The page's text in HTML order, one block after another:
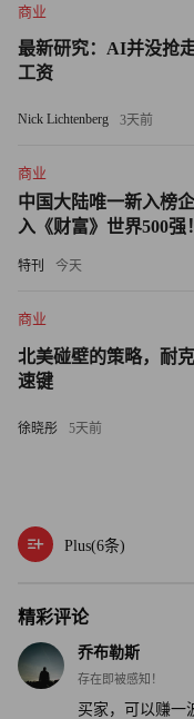
项目致力于支持开发
帕尔特鲁称，由于超
“在这个层面上，时间
向于即时拥有，而不
关于“突破”号的出售
未登上过这艘游艇，
帕尔特鲁表示，每艘
号”而言，新主人买到
人能宣称自己买下了
商业
最新研究：AI并没抢
工资
Nick Lichtenberg 3天前
商业
中国大陆唯一新入榜
入《财富》世界500强！
特刊 今天
商业
北美碰壁的策略，耐
速键
徐晓彤 5天前
Plus(6条)
精彩评论
乔布勒斯
存在即被感知！
买家，可以赚一